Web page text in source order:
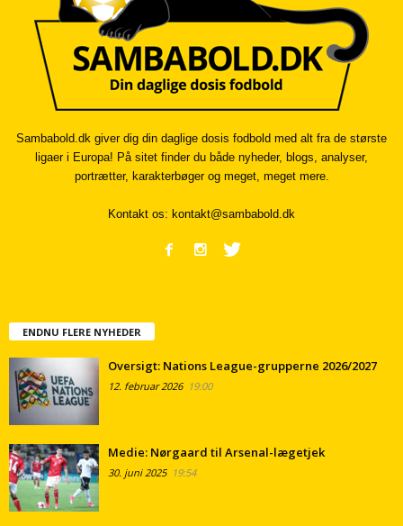
Sambabold.dk giver dig din daglige dosis fodbold med alt fra de største
ligaer i Europa! På sitet finder du både nyheder, blogs, analyser,
portrætter, karakterbøger og meget, meget mere.
Kontakt os: kontakt@sambabold.dk
ENDNU FLERE NYHEDER
Oversigt: Nations League-grupperne 2026/2027
12. februar 202619:00
Medie: Nørgaard til Arsenal-lægetjek
30. juni 202519:54